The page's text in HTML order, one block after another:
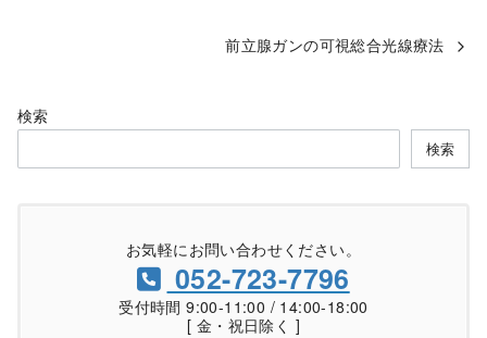
前立腺ガンの可視総合光線療法
検索
検索
お気軽にお問い合わせください。
052-723-7796
受付時間 9:00-11:00 / 14:00-18:00
[ 金・祝日除く ]